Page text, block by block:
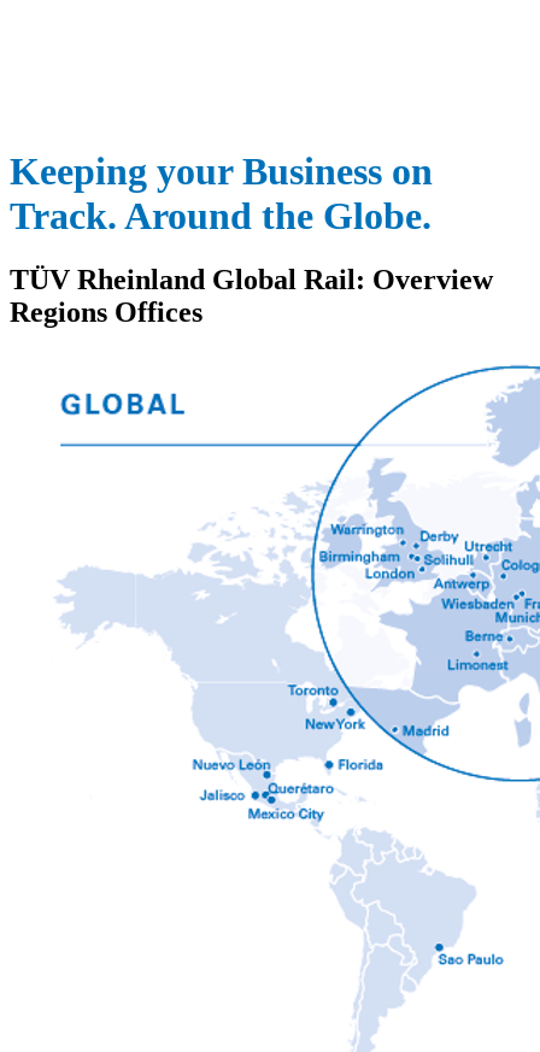
Keeping your Business on
Track. Around the Globe.
TÜV Rheinland Global Rail: Overview
Regions Offices